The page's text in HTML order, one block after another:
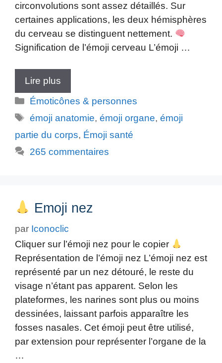
circonvolutions sont assez détaillés. Sur
certaines applications, les deux hémisphères
du cerveau se distinguent nettement.
Signification de l’émoji cerveau L’émoji …
Lire plus
Catégories
Émoticônes & personnes
Étiquettes
émoji anatomie,émoji organe,émoji
partie du corps, Émoji santé
265 commentaires
Emoji nez
par Iconoclic
Cliquer sur l’émoji nez pour le copier
Représentation de l’émoji nez L’émoji nez est
représenté par un nez détouré, le reste du
visage n’étant pas apparent. Selon les
plateformes, les narines sont plus ou moins
dessinées, laissant parfois apparaître les
fosses nasales. Cet émoji peut être utilisé,
par extension pour représenter l’organe de la
…